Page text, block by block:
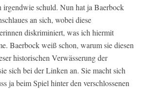
irgendwie schuld. Nun hat ja Baerbock
an sich, wobei diese
diskriminiert, was ich hiermit
Baerbock weiß schon, warum sie diesen
historischen Verwässerung der
sich bei der Linken an. Sie macht sich
ja beim Spiel hinter den verschlossenen